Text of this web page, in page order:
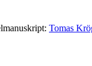
Tomas